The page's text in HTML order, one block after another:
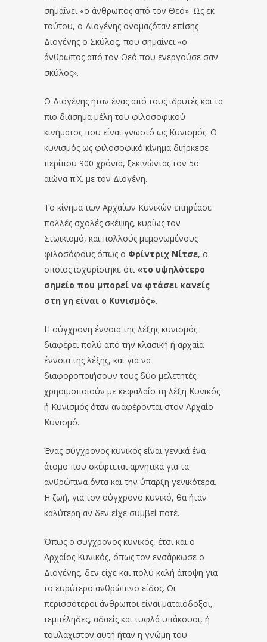
σημαίνει «ο άνθρωπος από τον Θεό». Ως εκ
τούτου, ο Διογένης ονομαζόταν επίσης
Διογένης ο Σκύλος, που σημαίνει «ο
άνθρωπος από τον Θεό που ενεργούσε σαν
σκύλος».
Ο Διογένης ήταν ένας από τους ιδρυτές και τα
πιο διάσημα μέλη του φιλοσοφικού
κινήματος που είναι γνωστό ως Κυνισμός. Ο
κυνισμός ως φιλοσοφικό κίνημα διήρκεσε
περίπου 900 χρόνια, ξεκινώντας τον 5ο
αιώνα π.Χ. με τον Διογένη.
Το κίνημα των Αρχαίων Κυνικών επηρέασε
πολλές σχολές σκέψης, κυρίως τον
Στωικισμό, και πολλούς μεμονωμένους
φιλοσόφους όπως ο Φρίντριχ Νίτσε, ο
οποίος ισχυρίστηκε ότι «το υψηλότερο
σημείο που μπορεί να φτάσει κανείς
στη γη είναι ο Κυνισμός».
Η σύγχρονη έννοια της λέξης κυνισμός
διαφέρει πολύ από την κλασική ή αρχαία
έννοια της λέξης, και για να
διαφοροποιήσουν τους δύο μελετητές,
χρησιμοποιούν με κεφαλαίο τη λέξη Κυνικός
ή Κυνισμός όταν αναφέρονται στον Αρχαίο
Κυνισμό.
Ένας σύγχρονος κυνικός είναι γενικά ένα
άτομο που σκέφτεται αρνητικά για τα
ανθρώπινα όντα και την ύπαρξη γενικότερα.
Η ζωή, για τον σύγχρονο κυνικό, θα ήταν
καλύτερη αν δεν είχε συμβεί ποτέ.
Όπως ο σύγχρονος κυνικός, έτσι και ο
Αρχαίος Κυνικός, όπως τον ενσάρκωσε ο
Διογένης, δεν είχε και πολύ καλή άποψη για
το ευρύτερο ανθρώπινο είδος. Οι
περισσότεροι άνθρωποι είναι ματαιόδοξοι,
τεμπέληδες, αδαείς και τυφλά υπάκουοι, ή
τουλάχιστον αυτή ήταν η γνώμη του